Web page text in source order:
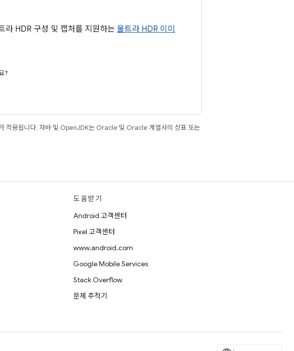
라 HDR 구성 및 캡처를 지원하는 울트라 HDR 이미
?
적용됩니다. 자바 및 OpenJDK는 Oracle 및 Oracle 계열사의 상표 또는
도움받기
Android 고객센터
Pixel 고객센터
www.android.com
Google Mobile Services
Stack Overflow
문제 추적기